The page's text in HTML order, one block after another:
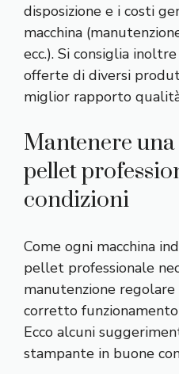
disposizione e i costi
macchina
ecc.). Si consiglia
offerte di diversi
miglior rapporto
Mantenere
pellet
condizioni
Come ogni macchina
pellet professionale
manutenzione
corretto
Ecco alcuni
stampante in buone